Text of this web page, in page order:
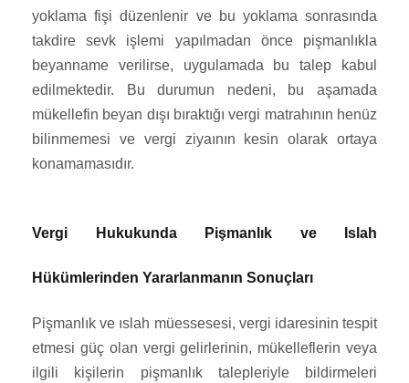
yoklama fişi düzenlenir ve bu yoklama sonrasında
takdire sevk işlemi yapılmadan önce pişmanlıkla
beyanname verilirse, uygulamada bu talep kabul
edilmektedir. Bu durumun nedeni, bu aşamada
mükellefin beyan dışı bıraktığı vergi matrahının henüz
bilinmemesi ve vergi ziyaının kesin olarak ortaya
konamamasıdır.
Vergi Hukukunda Pişmanlık ve Islah
Hükümlerinden Yararlanmanın Sonuçları
Pişmanlık ve ıslah müessesesi, vergi idaresinin tespit
etmesi güç olan vergi gelirlerinin, mükelleflerin veya
ilgili kişilerin pişmanlık talepleriyle bildirmeleri